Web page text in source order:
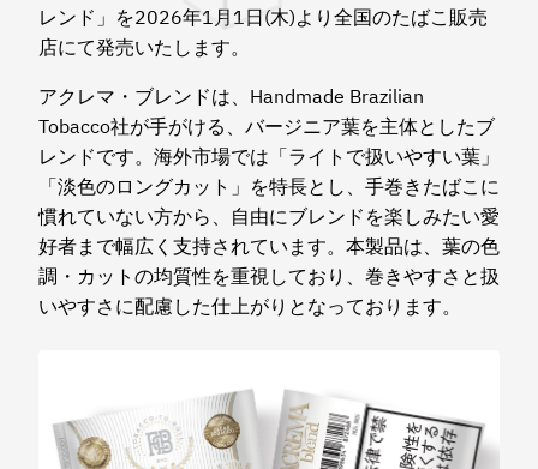
レンド」を2026年1月1日(木)より全国のたばこ販売
店にて発売いたします。
アクレマ・ブレンドは、Handmade Brazilian
Tobacco社が手がける、バージニア葉を主体としたブ
レンドです。海外市場では「ライトで扱いやすい葉」
「淡色のロングカット」を特長とし、手巻きたばこに
慣れていない方から、自由にブレンドを楽しみたい愛
好者まで幅広く支持されています。本製品は、葉の色
調・カットの均質性を重視しており、巻きやすさと扱
いやすさに配慮した仕上がりとなっております。